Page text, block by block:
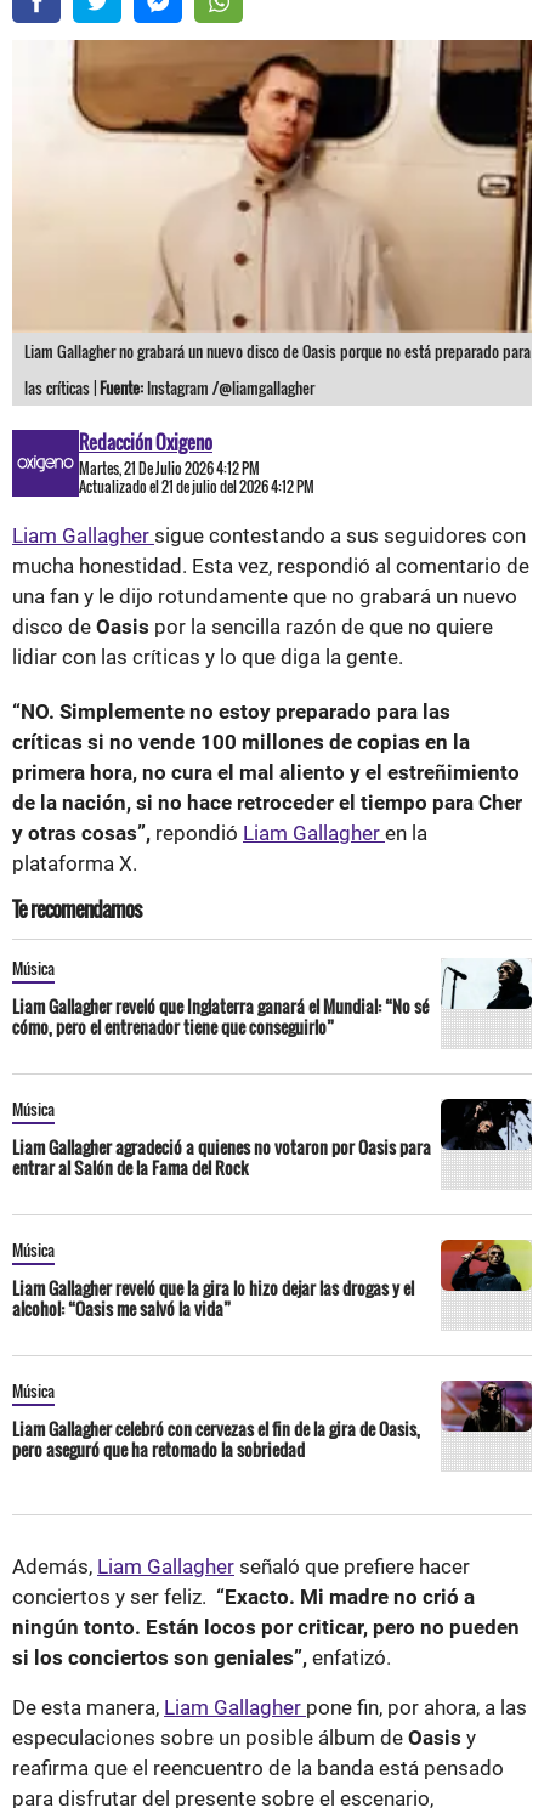
Liam Gallagher no grabará un nuevo disco de Oasis porque no está preparado para
las críticas |Fuente: Instagram /@liamgallagher
Redacción Oxigeno
Martes, 21 De Julio 2026 4:12 PM
Actualizado el 21 de julio del 2026 4:12 PM
Liam Gallagher sigue contestando a sus seguidores con
mucha honestidad. Esta vez, respondió al comentario de
una fan y le dijo rotundamente que no grabará un nuevo
disco de Oasis por la sencilla razón de que no quiere
lidiar con las críticas y lo que diga la gente.
“NO. Simplemente no estoy preparado para las
críticas si no vende 100 millones de copias en la
primera hora, no cura el mal aliento y el estreñimiento
de la nación, si no hace retroceder el tiempo para Cher
y otras cosas”, repondió Liam Gallagher en la
plataforma X.
Te recomendamos
Música
Liam Gallagher reveló que Inglaterra ganará el Mundial: “No sé
cómo, pero el entrenador tiene que conseguirlo”
Música
Liam Gallagher agradeció a quienes no votaron por Oasis para
entrar al Salón de la Fama del Rock
Música
Liam Gallagher reveló que la gira lo hizo dejar las drogas y el
alcohol: “Oasis me salvó la vida”
Música
Liam Gallagher celebró con cervezas el fin de la gira de Oasis,
pero aseguró que ha retomado la sobriedad
Además, Liam Gallagher señaló que prefiere hacer
conciertos y ser feliz. “Exacto. Mi madre no crió a
ningún tonto. Están locos por criticar, pero no pueden
si los conciertos son geniales”, enfatizó.
De esta manera, Liam Gallagher pone fin, por ahora, a las
especulaciones sobre un posible álbum de Oasis y
reafirma que el reencuentro de la banda está pensado
para disfrutar del presente sobre el escenario,